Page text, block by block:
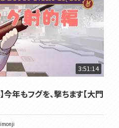
3:51:14
今年もフグを、撃ちます【大門